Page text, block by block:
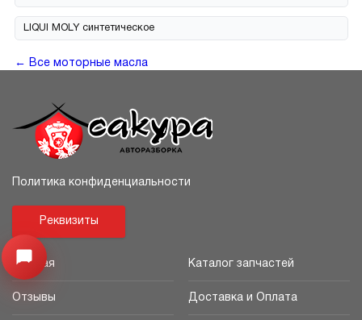
LIQUI MOLY синтетическое
← Все моторные масла
Открыть меню
Политика конфиденциальности
Реквизиты
Главная Каталог запчастей
Отзывы Доставка и Оплата